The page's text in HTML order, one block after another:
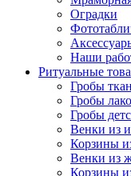
Оградки
Наши
Ритуальные
Гробы
Гробы
Гробы
Венки из
Корзины
Венки из
Корзины